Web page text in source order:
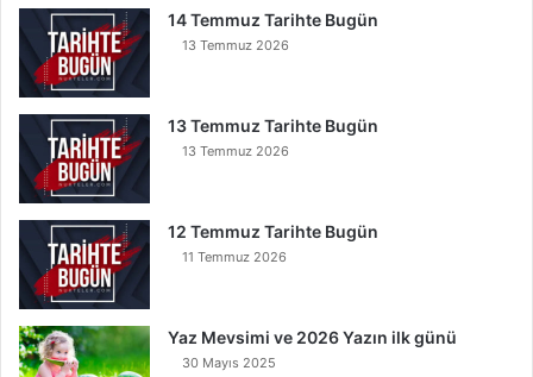
n
s
B
u
n
k
a
n
K
14 Temmuz Tarihte Bugün
13 Temmuz 2026
13 Temmuz Tarihte Bugün
13 Temmuz 2026
12 Temmuz Tarihte Bugün
11 Temmuz 2026
Yaz Mevsimi ve 2026 Yazın ilk günü
30 Mayıs 2025